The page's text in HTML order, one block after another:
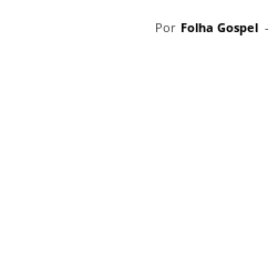
Por Folha Gospel -